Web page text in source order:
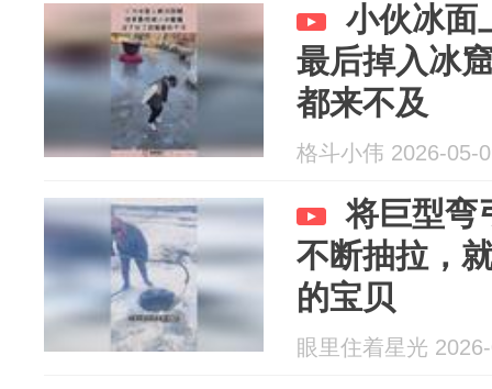
小伙冰面
最后掉入冰
都来不及
格斗小伟 2026-05-
将巨型弯
不断抽拉，
的宝贝
眼里住着星光